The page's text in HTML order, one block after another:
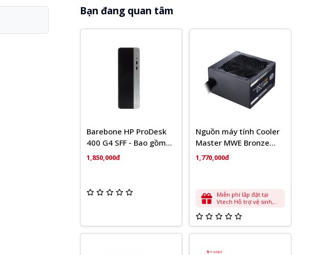
Bạn đang quan tâm
Barebone HP ProDesk
400 G4 SFF - Bao gồm
Case, Main, Nguồn
1,850,000đ
Nguồn máy tính Cooler
Master MWE Bronze
750W V2 Full Range -
1,770,000đ
Miễn phí lắp đặt tại
Vtech Hỗ trợ vệ sinh,
bản